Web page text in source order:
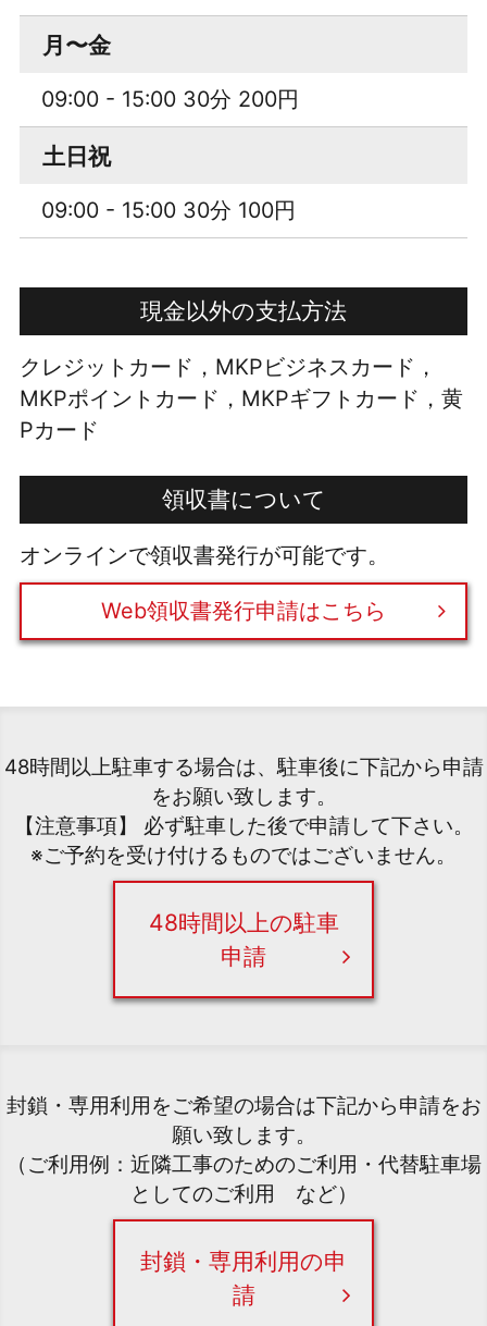
月〜金
09:00 - 15:00 30分 200円
土日祝
09:00 - 15:00 30分 100円
現金以外の支払方法
クレジットカード，MKPビジネスカード，
MKPポイントカード，MKPギフトカード，黄
Pカード
領収書について
オンラインで領収書発行が可能です。
Web領収書発行申請はこちら
48時間以上駐車する場合は、駐車後に下記から申請
をお願い致します。
【注意事項】 必ず駐車した後で申請して下さい。
※ご予約を受け付けるものではございません。
48時間以上の駐車
申請
封鎖・専用利用をご希望の場合は下記から申請をお
願い致します。
（ご利用例：近隣工事のためのご利用・代替駐車場
としてのご利用 など）
封鎖・専用利用の申
請